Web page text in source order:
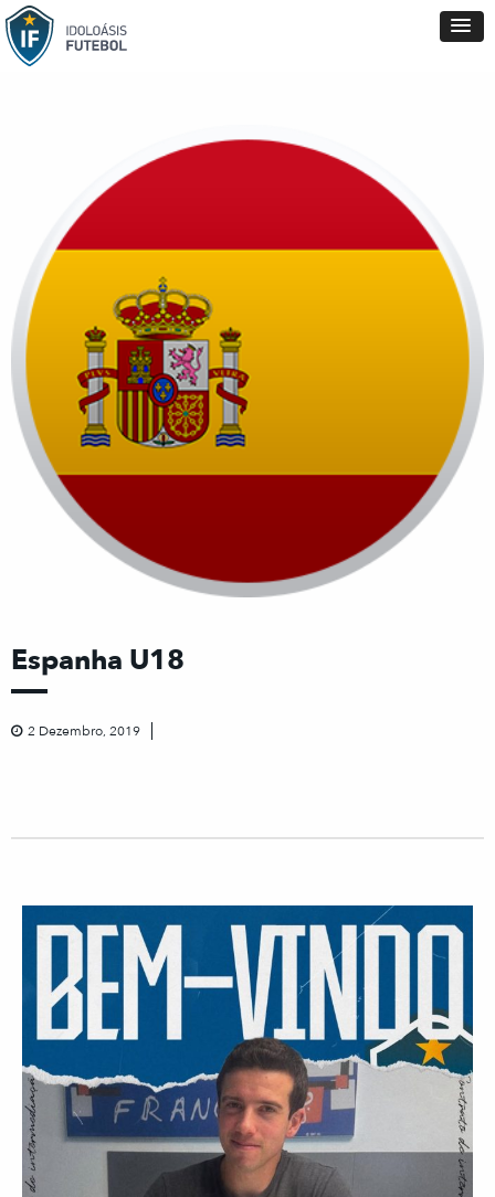
Espanha U18
2 Dezembro, 2019